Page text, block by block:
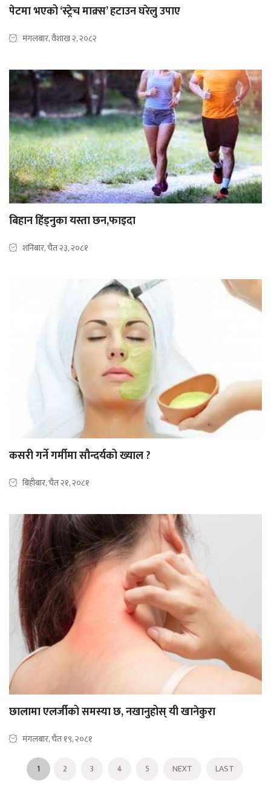
पेटमा भएको ‘स्ट्रेच माक्र्स’ हटाउन घरेलु उपाए
मंगलबार, वैशाख २, २०८२
बिहान हिंड्नुका यस्ता छन,फाइदा
शनिबार, चैत २३, २०८१
कसरी गर्ने गर्मीमा सौन्दर्यको ख्याल ?
बिहीबार, चैत २१, २०८१
छालामा एलर्जीको समस्या छ, नखानुहोस् यी खानेकुरा
मंगलबार, चैत १९, २०८१
1 2 3 4 5 NEXT LAST